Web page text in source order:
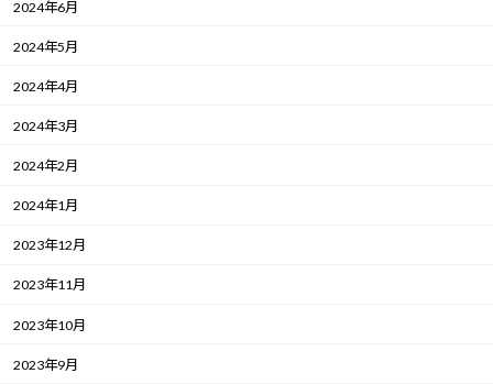
2024年6月
2024年5月
2024年4月
2024年3月
2024年2月
2024年1月
2023年12月
2023年11月
2023年10月
2023年9月